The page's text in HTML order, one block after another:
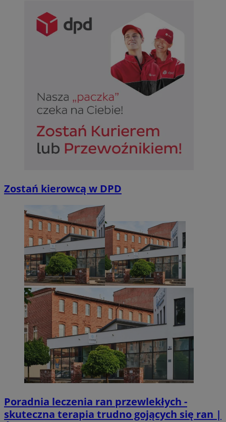
Zostań kierowcą w DPD
Poradnia leczenia ran przewlekłych -
skuteczna terapia trudno gojących się ran |